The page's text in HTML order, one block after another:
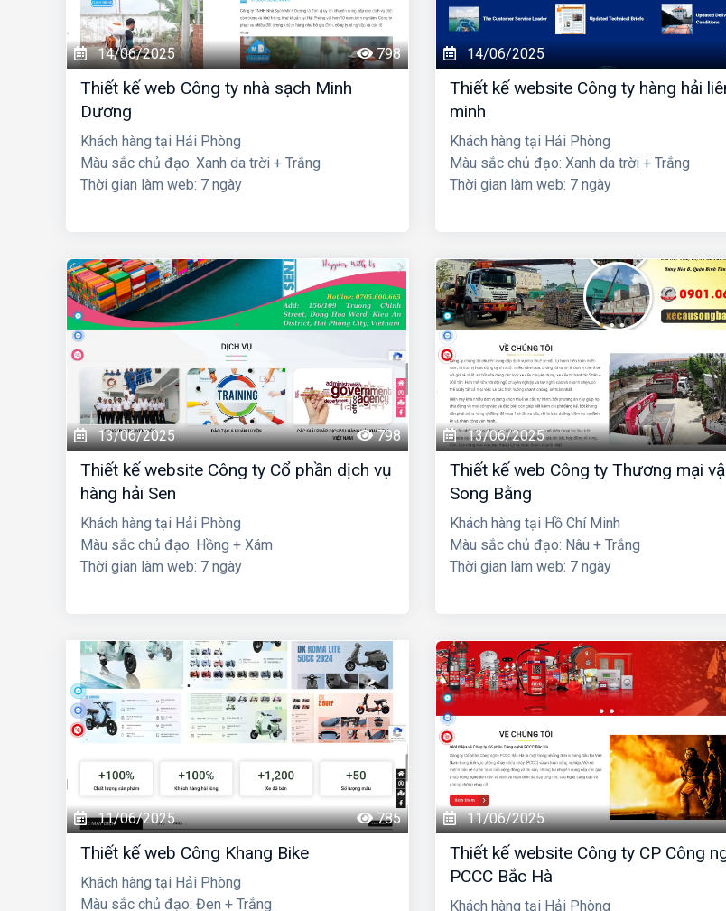
14/06/2025 798
Thiết kế web Công ty nhà sạch Minh
Dương
Khách hàng tại Hải Phòng
Màu sắc chủ đạo: Xanh da trời + Trắng
Thời gian làm web: 7 ngày
14/06/2025
Thiết kế website Công ty hàng hải
minh
Khách hàng tại Hải Phòng
Màu sắc chủ đạo: Xanh da trời + Trắng
Thời gian làm web: 7 ngày
13/06/2025 798
Thiết kế website Công ty Cổ phần dịch vụ
hàng hải Sen
Khách hàng tại Hải Phòng
Màu sắc chủ đạo: Hồng + Xám
Thời gian làm web: 7 ngày
13/06/2025
Thiết kế web Công ty Thương mại
Song Bằng
Khách hàng tại Hồ Chí Minh
Màu sắc chủ đạo: Nâu + Trắng
Thời gian làm web: 7 ngày
11/06/2025 785
Thiết kế web Công Khang Bike
Khách hàng tại Hải Phòng
Màu sắc chủ đạo: Đen + Trắng
11/06/2025
Thiết kế website Công ty CP Công
PCCC Bắc Hà
Khách hàng tại Hải Phòng